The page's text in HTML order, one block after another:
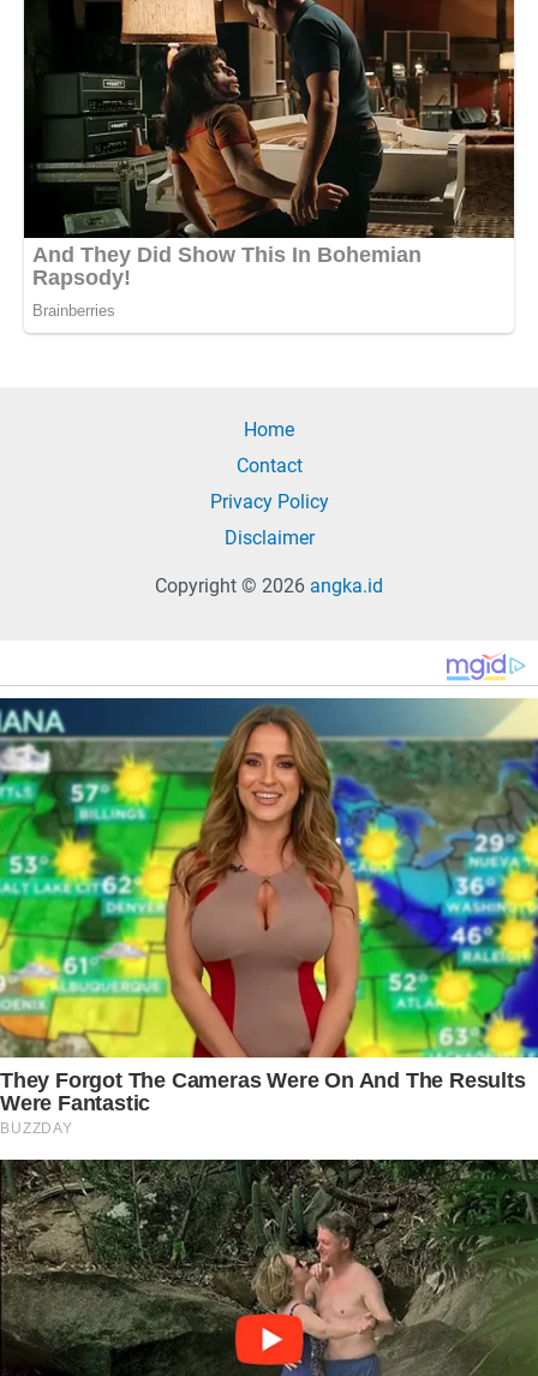
Home
Contact
Privacy Policy
Disclaimer
Copyright © 2026 angka.id